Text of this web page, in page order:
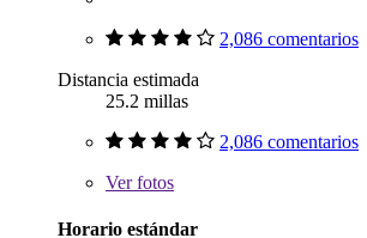
2,086 comentarios
Distancia estimada
25.2 millas
2,086 comentarios
Verfotos
Horario estándar